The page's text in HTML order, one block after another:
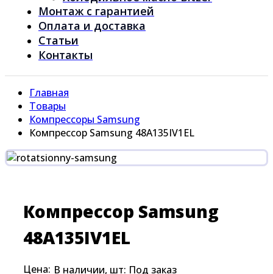
Монтаж с гарантией
Оплата и доставка
Статьи
Контакты
Главная
Товары
Компрессоры Samsung
Компрессор Samsung 48A135IV1EL
Компрессор Samsung
48A135IV1EL
Цена: В наличии, шт: Под заказ